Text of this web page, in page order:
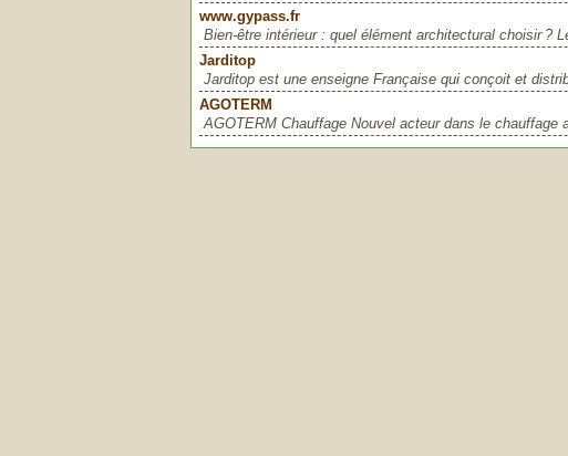
www.gypass.fr
Bien-être intérieur : quel élément architectural choisir ?
Jarditop
Jarditop est une enseigne Française qui conçoit et
AGOTERM
AGOTERM Chauffage Nouvel acteur dans le chauffage